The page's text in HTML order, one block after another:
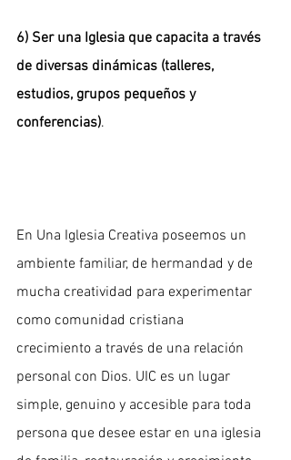
6) Ser una Iglesia que capacita a través
de diversas dinámicas (talleres,
estudios, grupos pequeños y
conferencias).
En Una Iglesia Creativa poseemos un
ambiente familiar, de hermandad y de
mucha creatividad para experimentar
como comunidad cristiana
crecimiento a través de una relación
personal con Dios. UIC es un lugar
simple, genuino y accesible para toda
persona que desee estar en una iglesia